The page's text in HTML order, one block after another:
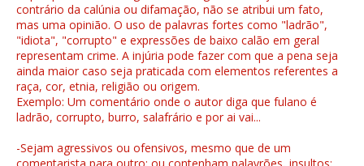
contrário da calúnia ou difamação, não se atribui um fato,
mas uma opinião. O uso de palavras fortes como "ladrão",
"idiota", "corrupto" e expressões de baixo calão em geral
representam crime. A injúria pode fazer com que a pena seja
ainda maior caso seja praticada com elementos referentes a
raça, cor, etnia, religião ou origem.
Exemplo: Um comentário onde o autor diga que fulano é
ladrão, corrupto, burro, salafrário e por ai vai...
-Sejam agressivos ou ofensivos, mesmo que de um